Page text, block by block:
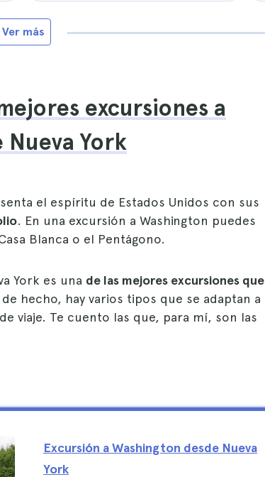
Ver más
excursiones a
Nueva York
el espíritu de Estados Unidos con sus
. En una excursión a Washington puedes
Blanca o el Pentágono.
York es una de las mejores excursiones que
de hecho, hay varios tipos que se adaptan a
viaje. Te cuento las que, para mí, son las
Excursión a Washington desde Nueva
York